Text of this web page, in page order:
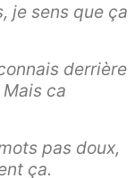
je sens que ça
derrière
ca
pas doux,
ça.